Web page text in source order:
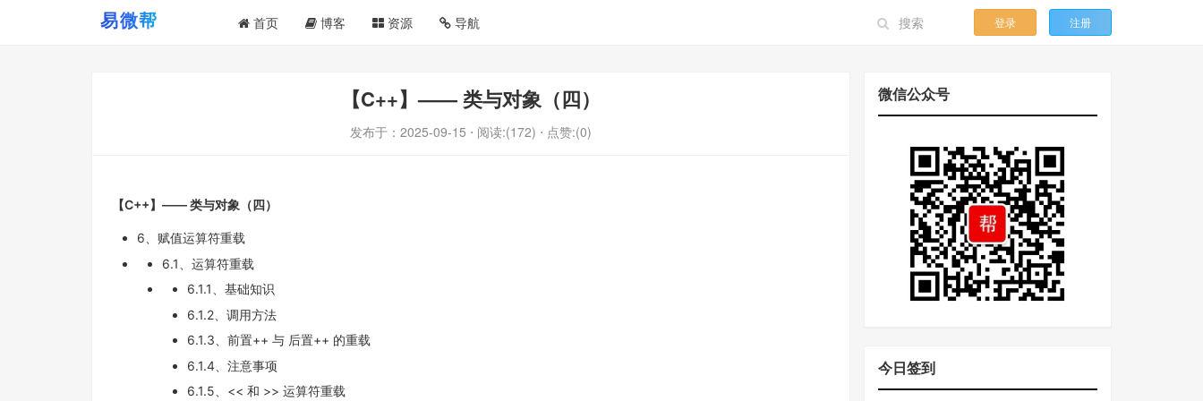
首页 博客 资源 导航 登录 注册
【C++】—— 类与对象（四）
发布于： 2025-09-15 ⋅ 阅读:(172) ⋅ 点赞:(0)
【C++】—— 类与对象（四）
6、赋值运算符重载
6.1、运算符重载
6.1.1、基础知识
6.1.2、调用方法
6.1.3、前置++ 与 后置++ 的重载
6.1.4、注意事项
6.1.5、<< 和 >> 运算符重载
微信公众号
今日签到